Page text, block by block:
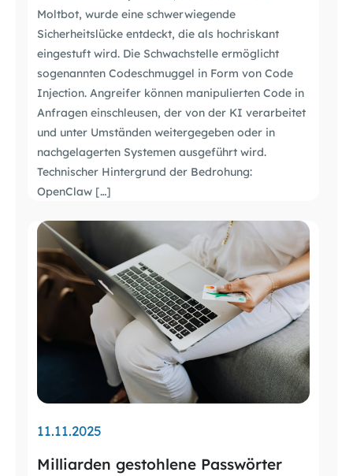
Moltbot, wurde eine schwerwiegende
Sicherheitslücke entdeckt, die als hochriskant
eingestuft wird. Die Schwachstelle ermöglicht
sogenannten Codeschmuggel in Form von Code
Injection. Angreifer können manipulierten Code in
Anfragen einschleusen, der von der KI verarbeitet
und unter Umständen weitergegeben oder in
nachgelagerten Systemen ausgeführt wird.
Technischer Hintergrund der Bedrohung:
OpenClaw […]
11.11.2025
Milliarden gestohlene Passwörter